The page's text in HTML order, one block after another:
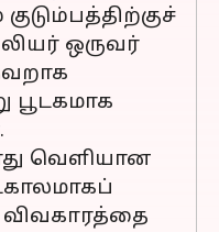
ஒருவர்
பூடகமாக
வெளியான
விவகாரத்தை